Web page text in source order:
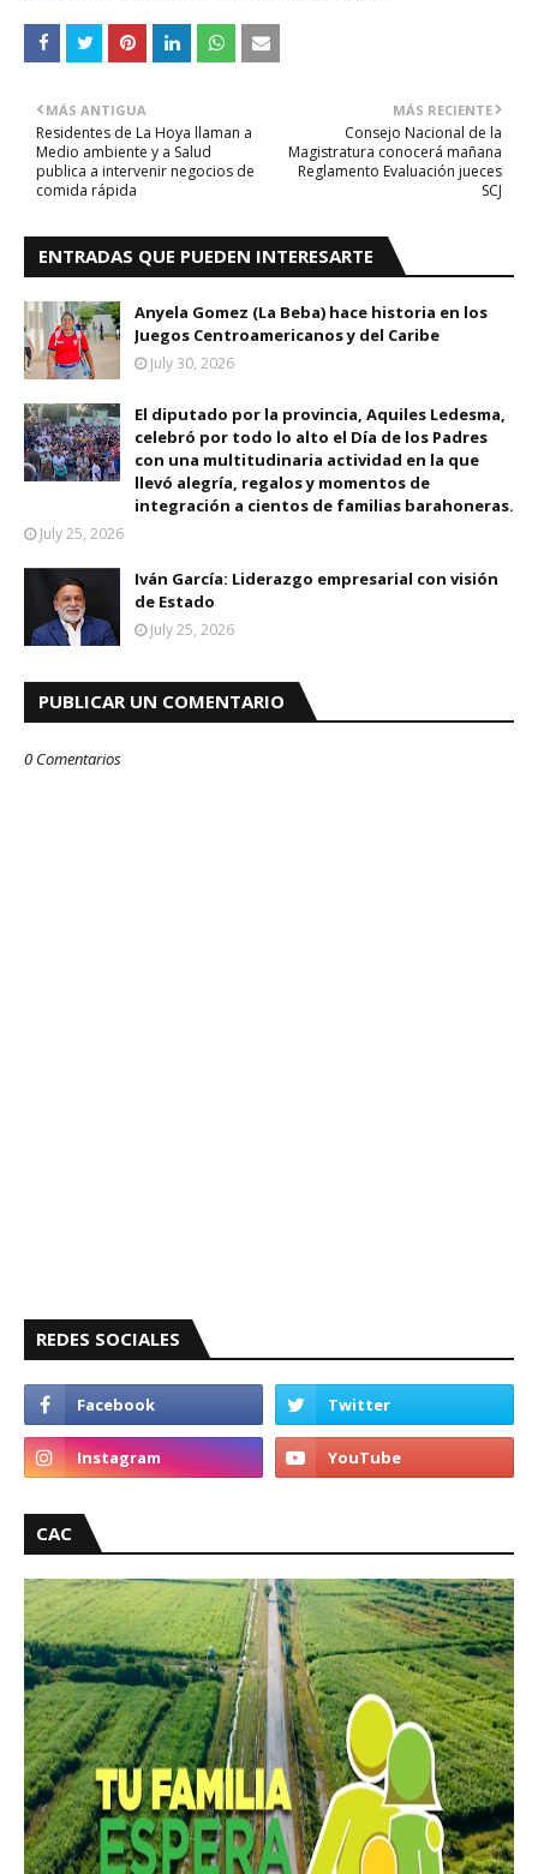
MÁS RECIENTE
Consejo Nacional de la
Magistratura conocerá mañana
Reglamento Evaluación jueces
SCJ
MÁS ANTIGUA
Residentes de La Hoya llaman a
Medio ambiente y a Salud
publica a intervenir negocios de
comida rápida
ENTRADAS QUE PUEDEN INTERESARTE
Anyela Gomez (La Beba) hace historia en los
Juegos Centroamericanos y del Caribe
July 30, 2026
El diputado por la provincia, Aquiles Ledesma,
celebró por todo lo alto el Día de los Padres
con una multitudinaria actividad en la que
llevó alegría, regalos y momentos de
integración a cientos de familias barahoneras.
July 25, 2026
Iván García: Liderazgo empresarial con visión
de Estado
July 25, 2026
PUBLICAR UN COMENTARIO
0 Comentarios
REDES SOCIALES
CAC